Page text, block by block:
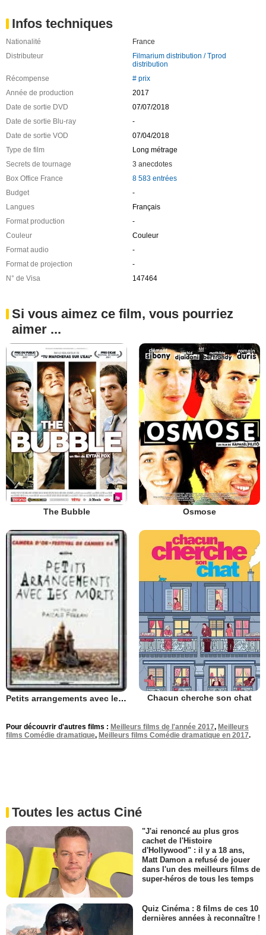
Infos techniques
Nationalité
France
Distributeur
Filmarium distribution / Tprod
distribution
Récompense
# prix
Année de production
2017
Date de sortie DVD
07/07/2018
Date de sortie Blu-ray
-
Date de sortie VOD
07/04/2018
Type de film
Long métrage
Secrets de tournage
3 anecdotes
Box Office France
8 583 entrées
Budget
-
Langues
Français
Format production
-
Couleur
Couleur
Format audio
-
Format de projection
-
N° de Visa
147464
Si vous aimez ce film, vous pourriez
aimer ...
The Bubble Osmose
Petits arrangements avec les morts Chacun cherche son chat
Pour découvrir d'autres films : Meilleurs films de l'année 2017, Meilleurs
films Comédie dramatique, Meilleurs films Comédie dramatique en 2017.
Toutes les actus Ciné
"J'ai renoncé au plus gros
cachet de l'Histoire
d'Hollywood" : il y a 18 ans,
Matt Damon a refusé de jouer
dans l'un des meilleurs films de
super-héros de tous les temps
Quiz Cinéma : 8 films de ces 10
dernières années à reconnaître !